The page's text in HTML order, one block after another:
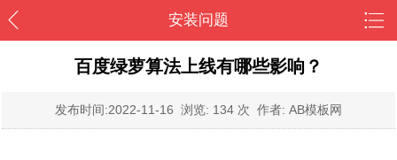
安装问题
百度绿萝算法上线有哪些影响？
发布时间:2022-11-16 浏览: 134 次 作者: AB模板网